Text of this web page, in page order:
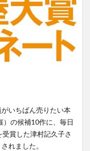
いちばん売りたい本
）の候補10作に、毎日
賞した津村記久子さ
れました。